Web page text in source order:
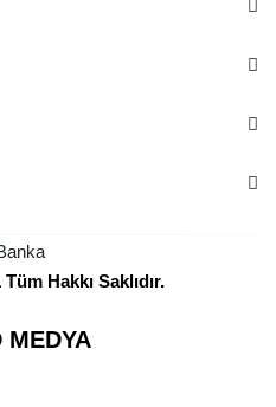
Hakkı Saklıdır.
MEDYA